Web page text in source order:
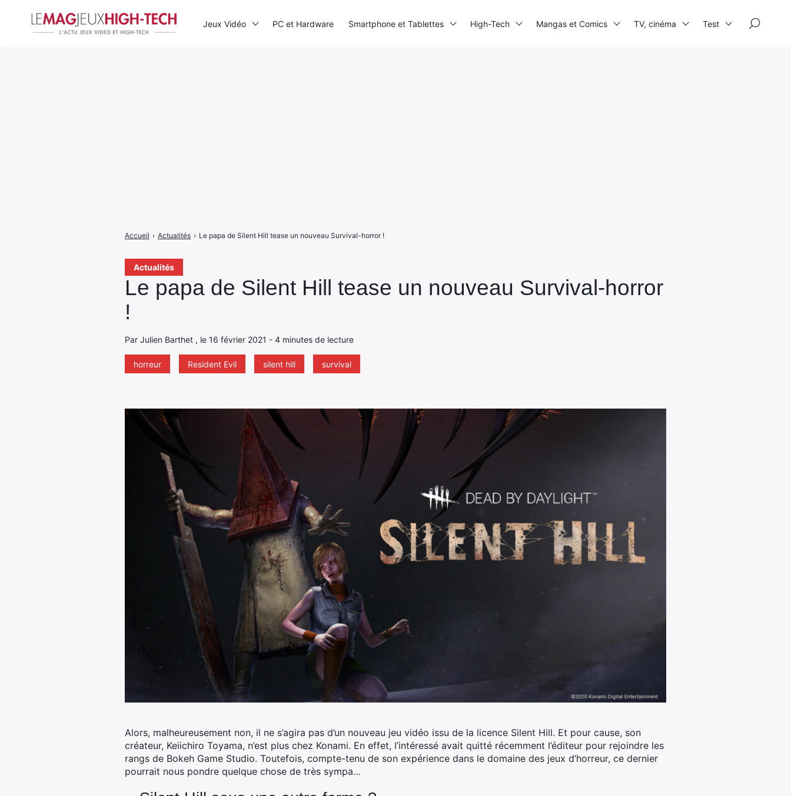
Actualités
Le papa de Silent Hill tease un nouveau Survival-horror
!
Par Julien Barthet , le 16 février 2021 - 4 minutes de lecture
horreur Resident Evil silent hill survival
Accueil › Actualités › Le papa de Silent Hill tease un nouveau Survival-horror !
Alors, malheureusement non, il ne s’agira pas d’un nouveau jeu vidéo issu de la licence Silent Hill. Et pour cause, son
créateur, Keiichiro Toyama, n’est plus chez Konami. En effet, l’intéressé avait quitté récemment l’éditeur pour rejoindre les
rangs de Bokeh Game Studio. Toutefois, compte-tenu de son expérience dans le domaine des jeux d’horreur, ce dernier
pourrait nous pondre quelque chose de très sympa…
Jeux Vidéo PC et Hardware Smartphone et Tablettes High-Tech Mangas et Comics TV, cinéma Test